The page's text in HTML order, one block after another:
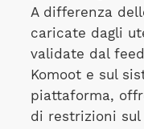
A differenza
caricate dagli
validate dal
Komoot e sul
piattaforma,
di restrizioni